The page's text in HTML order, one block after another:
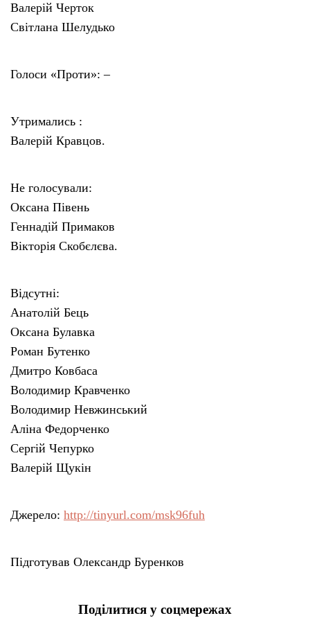
Валерій Черток
Світлана Шелудько
Голоси «Проти»: –
Утримались :
Валерій Кравцов.
Не голосували:
Оксана Півень
Геннадій Примаков
Вікторія Скобєлєва.
Відсутні:
Анатолій Бець
Оксана Булавка
Роман Бутенко
Дмитро Ковбаса
Володимир Кравченко
Володимир Невжинський
Аліна Федорченко
Сергій Чепурко
Валерій Щукін
Джерело: http://tinyurl.com/msk96fuh
Підготував Олександр Буренков
Поділитися у соцмережах